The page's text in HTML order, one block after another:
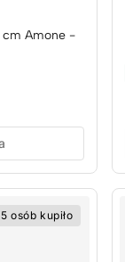
cm Amone -
osób kupiło